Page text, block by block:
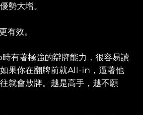
勢大增。
有效。
有著極強的辯牌能力，很容易讀
果你在翻牌前就All-in，逼著他
就會放牌。越是高手，越不願